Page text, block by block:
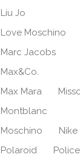
Liu Jo
Love Moschino
Marc Jacobs
Max&Co.
Max Mara
Montblanc
Moschino
Nike
Polaroid
Police